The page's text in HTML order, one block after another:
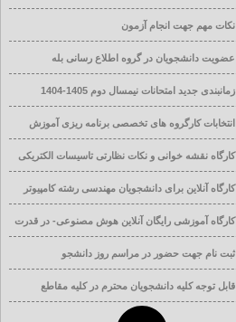
آموزشی
نکات مهم جهت انجام آزمون
عضویت دانشجویان در گروه اطلاع رسانی بله
زمانبندی جدید امتحانات نیمسال دوم 1405-1404
انتخابات کارگروه های تخصصی برنامه ریزی آموزش
عالی دانشگاه ها و موسسات آموزش عالی
کارگاه نقشه خوانی و نکات نظارتی تاسیسات الکتریکی
ساختمان
کارگاه آنلاین برای دانشجویان مهندسی رشته کامپیوتر
کارگاه آموزشی رایگان آنلاین هوش مصنوعی- در قدرت
افزایی تحصیلی
ثبت نام جهت حضور در مراسم روز دانشجو
قابل توجه کلیه دانشجویان محترم در کلیه مقاطع
تحصیلی